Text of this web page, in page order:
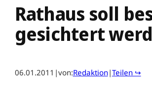
Rathaus soll
gesichtert
06.01.2011 |von:Redaktion|Teilen ↪